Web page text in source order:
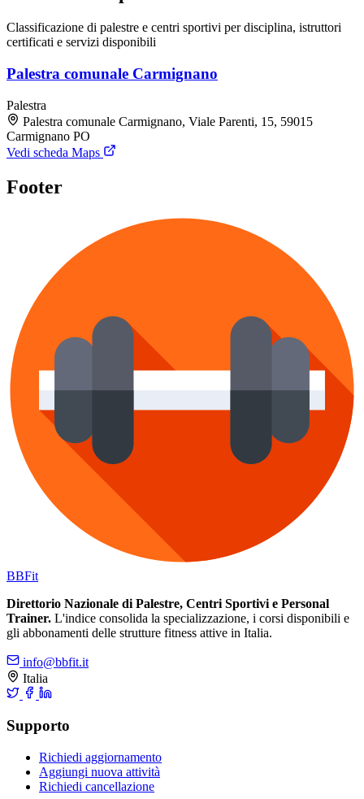
Classificazione di palestre e centri sportivi per disciplina, istruttori
certificati e servizi disponibili
Palestra comunale Carmignano
Palestra
Palestra comunale Carmignano, Viale Parenti, 15, 59015
Carmignano PO
Vedi scheda Maps
Footer
BBFit
Direttorio Nazionale di Palestre, Centri Sportivi e Personal
Trainer. L'indice consolida la specializzazione, i corsi disponibili e
gli abbonamenti delle strutture fitness attive in Italia.
info@bbfit.it
Italia
Supporto
Richiedi aggiornamento
Aggiungi nuova attività
Richiedi cancellazione